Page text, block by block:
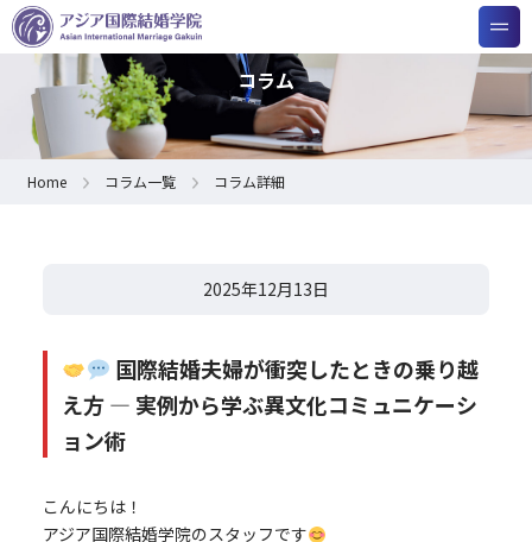
コラム
Home コラム一覧 コラム詳細
2025年12月13日
国際結婚夫婦が衝突したときの乗り越
え方 ― 実例から学ぶ異文化コミュニケーシ
ョン術
こんにちは！
アジア国際結婚学院のスタッフです